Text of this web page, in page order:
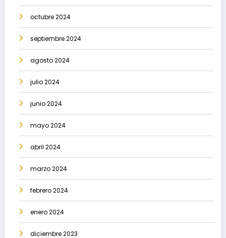
octubre 2024
septiembre 2024
agosto 2024
julio 2024
junio 2024
mayo 2024
abril 2024
marzo 2024
febrero 2024
enero 2024
diciembre 2023